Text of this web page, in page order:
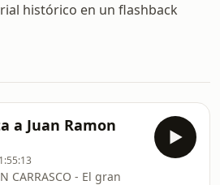
histórico en un flashback
a Juan Ramon
CARRASCO - El gran